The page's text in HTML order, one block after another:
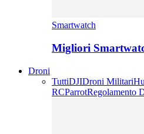
Smartwatch
Migliori
Droni
TuttiDJIDroni Militari
RCParrotRegolamento